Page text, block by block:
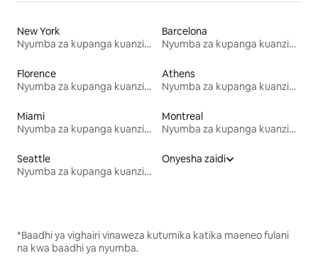
New York
Nyumba za kupanga kuanzia mwezi mmoja
Barcelona
Nyumba za kupanga kuanzia mwezi mmoja
Florence
Nyumba za kupanga kuanzia mwezi mmoja
Athens
Nyumba za kupanga kuanzia mwezi mmoja
Miami
Nyumba za kupanga kuanzia mwezi mmoja
Montreal
Nyumba za kupanga kuanzia mwezi mmoja
Seattle
Nyumba za kupanga kuanzia mwezi mmoja
Onyesha zaidi
*Baadhi ya vighairi vinaweza kutumika katika maeneo fulani
na kwa baadhi ya nyumba.